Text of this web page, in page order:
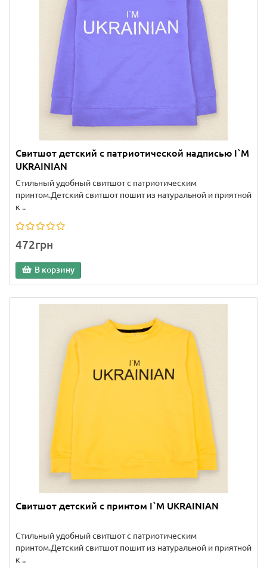
Свитшот детский с патриотической надписью I`M
UKRAINIAN
Стильный удобный свитшот с патриотическим
принтом.Детский свитшот пошит из натуральной и приятной
к ..
472грн
В корзину
Свитшот детский с принтом I`M UKRAINIAN
Стильный удобный свитшот с патриотическим
принтом.Детский свитшот пошит из натуральной и приятной
к ..